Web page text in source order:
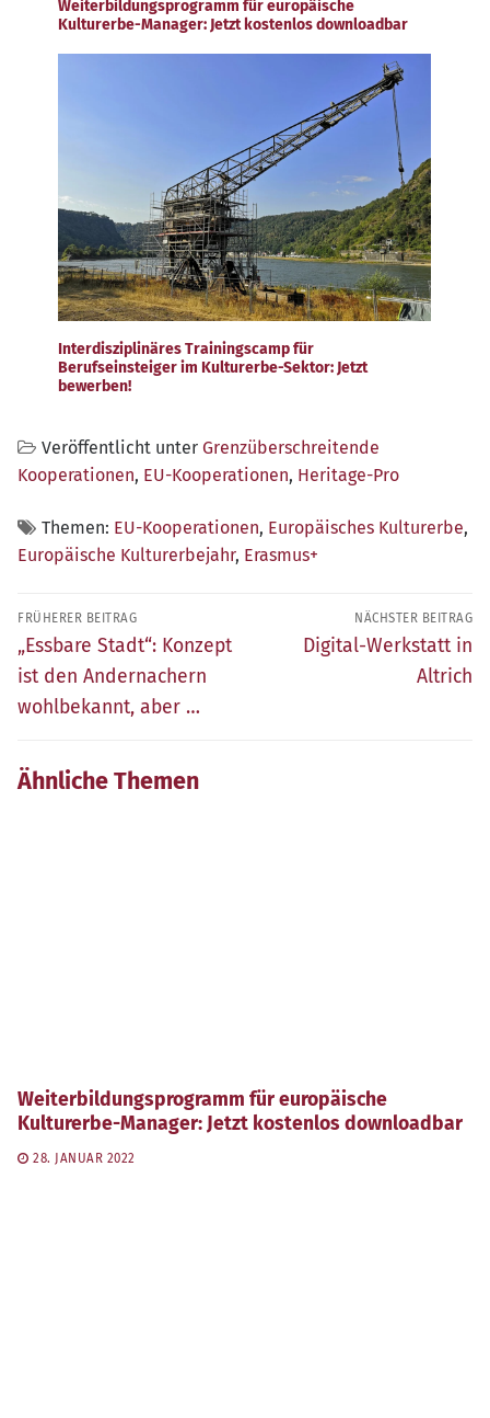
Weiterbildungsprogramm für europäische
Kulturerbe-Manager: Jetzt kostenlos downloadbar
Interdisziplinäres Trainingscamp für
Berufseinsteiger im Kulturerbe-Sektor: Jetzt
bewerben!
Veröffentlicht unter Grenzüberschreitende
Kooperationen, EU-Kooperationen, Heritage-Pro
Themen: EU-Kooperationen, Europäisches Kulturerbe,
Europäische Kulturerbejahr, Erasmus+
Beitragsnavigation
FRÜHERER BEITRAG
Früherer
Beitrag:
„Essbare Stadt“: Konzept
ist den Andernachern
wohlbekannt, aber …
NÄCHSTER BEITRAG
Nächster
Digital-Werkstatt in
Altrich
Ähnliche Themen
Weiterbildungsprogramm für europäische
Kulturerbe-Manager: Jetzt kostenlos downloadbar
28. JANUAR 2022